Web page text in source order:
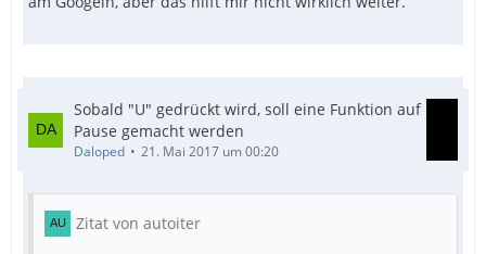
Sobald "U" gedrückt wird, soll eine Funktion auf
Pause gemacht werden
Daloped 21. Mai 2017 um 00:20
Zitat von autoiter